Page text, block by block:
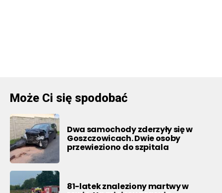
Może Ci się spodobać
Dwa samochody zderzyły się w
Goszczowicach. Dwie osoby
przewieziono do szpitala
81-latek znaleziony martwy w